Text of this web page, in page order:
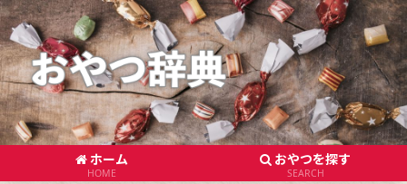
ホーム
HOME
おやつを探す
SEARCH